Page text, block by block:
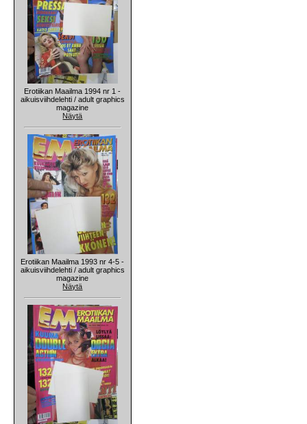
Erotiikan Maailma 1994 nr 1 -
aikuisviihdelehti / adult graphics
magazine
Näytä
Erotiikan Maailma 1993 nr 4-5 -
aikuisviihdelehti / adult graphics
magazine
Näytä